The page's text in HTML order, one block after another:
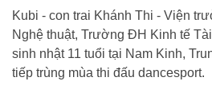
Kubi - con trai Khánh Thi - Viện
Nghệ thuật, Trường ĐH Kinh tế
sinh nhật 11 tuổi tại Nam Kinh,
tiếp trùng mùa thi đấu dancesport.